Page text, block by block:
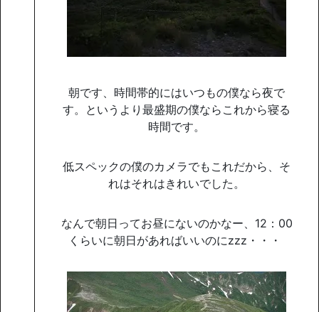
朝です、時間帯的にはいつもの僕なら夜で
す。というより最盛期の僕ならこれから寝る
時間です。
低スペックの僕のカメラでもこれだから、そ
れはそれはきれいでした。
なんで朝日ってお昼にないのかなー、12：00
くらいに朝日があればいいのにzzz・・・